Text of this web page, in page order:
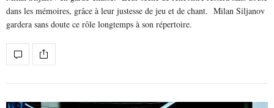
dans les mémoires, grâce à leur justesse de jeu et de chant. Milan Siljanov
gardera sans doute ce rôle longtemps à son répertoire.